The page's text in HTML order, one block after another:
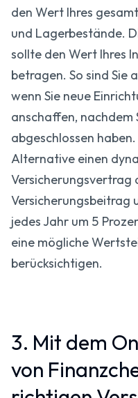
den Wert Ihres
und Lagerbestände.
sollte den Wert Ihres
betragen. So sind Sie
wenn Sie neue
anschaffen, nachdem
abgeschlossen
Alternative einen
Versicherungsvertrag
Versicherungsbeitrag
jedes Jahr um 5
eine mögliche
berücksichtigen.
3. Mit dem
von